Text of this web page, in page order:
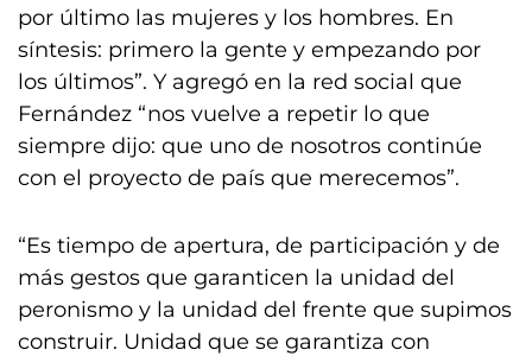
por último las mujeres y los hombres. En
síntesis: primero la gente y empezando por
los últimos”. Y agregó en la red social que
Fernández “nos vuelve a repetir lo que
siempre dijo: que uno de nosotros continúe
con el proyecto de país que merecemos”.
“Es tiempo de apertura, de participación y de
más gestos que garanticen la unidad del
peronismo y la unidad del frente que supimos
construir. Unidad que se garantiza con